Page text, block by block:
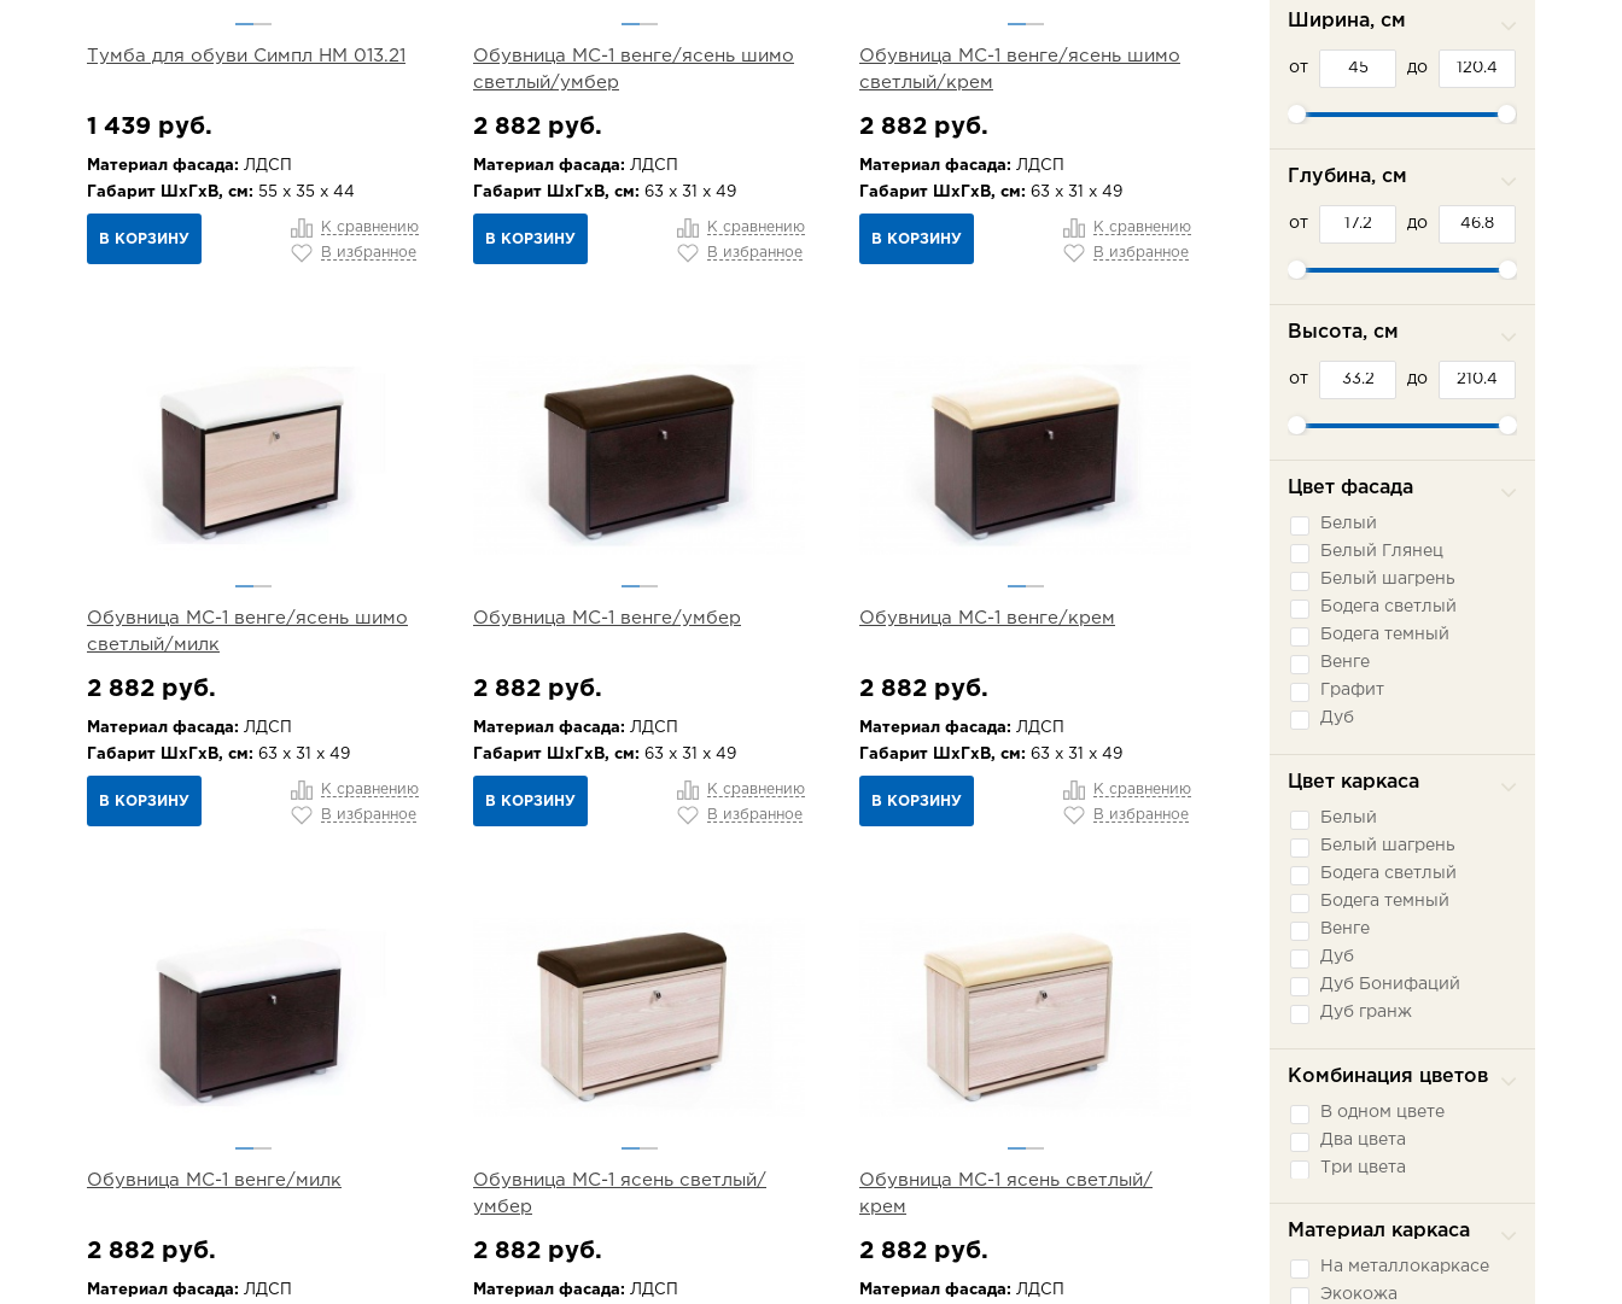
Тумба для обуви Симпл НМ 013.21
1 439 руб.
Материал фасада: ЛДСП
Габарит ШхГхВ, см: 55 х 35 х 44
В КОРЗИНУ
К сравнению
В избранное
Обувница МС-1 венге/ясень шимо
светлый/умбер
2 882 руб.
Материал фасада: ЛДСП
Габарит ШхГхВ, см: 63 х 31 х 49
В КОРЗИНУ
К сравнению
В избранное
Обувница МС-1 венге/ясень шимо
светлый/крем
2 882 руб.
Материал фасада: ЛДСП
Габарит ШхГхВ, см: 63 х 31 х 49
В КОРЗИНУ
К сравнению
В избранное
Обувница МС-1 венге/ясень шимо
светлый/милк
2 882 руб.
Материал фасада: ЛДСП
Габарит ШхГхВ, см: 63 х 31 х 49
В КОРЗИНУ
К сравнению
В избранное
Обувница МС-1 венге/умбер
2 882 руб.
Материал фасада: ЛДСП
Габарит ШхГхВ, см: 63 х 31 х 49
В КОРЗИНУ
К сравнению
В избранное
Обувница МС-1 венге/крем
2 882 руб.
Материал фасада: ЛДСП
Габарит ШхГхВ, см: 63 х 31 х 49
В КОРЗИНУ
К сравнению
В избранное
Обувница МС-1 венге/милк
2 882 руб.
Материал фасада: ЛДСП
Обувница МС-1 ясень светлый/
умбер
2 882 руб.
Материал фасада: ЛДСП
Обувница МС-1 ясень светлый/
крем
2 882 руб.
Материал фасада: ЛДСП
Система-мебели
Ширина, см
от до
Глубина, см
от до
Высота, см
от до
Цвет фасада
Белый
Белый Глянец
Белый шагрень
Бодега светлый
Бодега темный
Венге
Графит
Дуб
Дуб Сонома
Интра
Кейптаун
Серый графит
Черный
Ясень Светлый
Ясень шимо темный
Цвет каркаса
Белый
Белый шагрень
Бодега светлый
Бодега темный
Венге
Дуб
Дуб Бонифаций
Дуб гранж
Дуб Крафт золотой
Дуб натуральный
Дуб Сонома
Кейптаун
Песочный
Серый
Серый графит
Комбинация цветов
В одном цвете
Два цвета
Три цвета
Материал каркаса
На металлокаркасе
Экокожа